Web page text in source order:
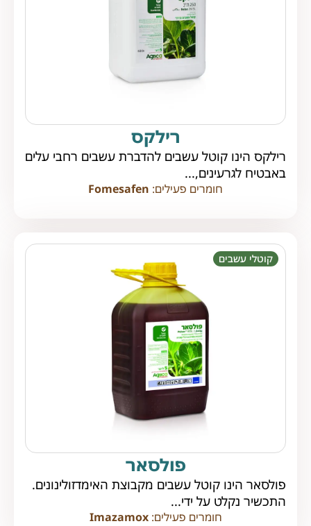
רילקס
רילקס הינו קוטל עשבים להדברת עשבים רחבי עלים
באבטיח לגרעינים,...
חומרים פעילים: Fomesafen
קוטלי עשבים
פולסאר
פולסאר הינו קוטל עשבים מקבוצת האימדזולינונים.
התכשיר נקלט על ידי...
חומרים פעילים:Imazamox